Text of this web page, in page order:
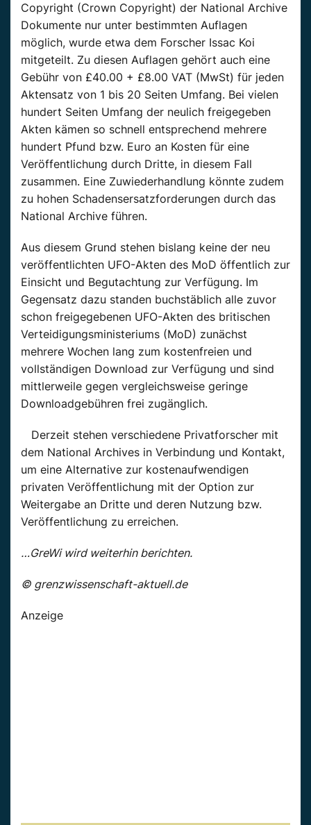
Copyright (Crown Copyright) der National Archive
Dokumente nur unter bestimmten Auflagen
möglich, wurde etwa dem Forscher Issac Koi
mitgeteilt. Zu diesen Auflagen gehört auch eine
Gebühr von £40.00 + £8.00 VAT (MwSt) für jeden
Aktensatz von 1 bis 20 Seiten Umfang. Bei vielen
hundert Seiten Umfang der neulich freigegeben
Akten kämen so schnell entsprechend mehrere
hundert Pfund bzw. Euro an Kosten für eine
Veröffentlichung durch Dritte, in diesem Fall
zusammen. Eine Zuwiederhandlung könnte zudem
zu hohen Schadensersatzforderungen durch das
National Archive führen.
Aus diesem Grund stehen bislang keine der neu
veröffentlichten UFO-Akten des MoD öffentlich zur
Einsicht und Begutachtung zur Verfügung. Im
Gegensatz dazu standen buchstäblich alle zuvor
schon freigegebenen UFO-Akten des britischen
Verteidigungsministeriums (MoD) zunächst
mehrere Wochen lang zum kostenfreien und
vollständigen Download zur Verfügung und sind
mittlerweile gegen vergleichsweise geringe
Downloadgebühren frei zugänglich.
Derzeit stehen verschiedene Privatforscher mit
dem National Archives in Verbindung und Kontakt,
um eine Alternative zur kostenaufwendigen
privaten Veröffentlichung mit der Option zur
Weitergabe an Dritte und deren Nutzung bzw.
Veröffentlichung zu erreichen.
…GreWi wird weiterhin berichten.
© grenzwissenschaft-aktuell.de
Anzeige